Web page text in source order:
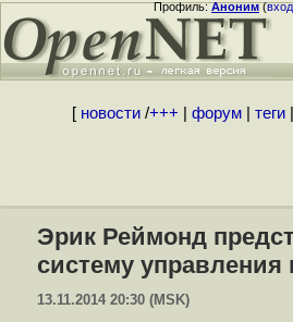
Профиль:Аноним(вход
[ новости/+++ форум| теги|
Эрик Реймонд
систему управления
13.11.2014 20:30 (MSK)